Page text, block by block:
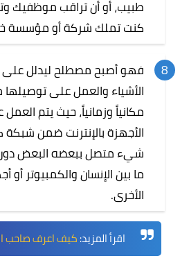
طبيب، أو أن تراقب موظفيك
كنت تملك شركة أو مؤسسة
فهو أصبح مصطلح ليدلل
الأشياء والعمل على
مكانياً وزمانياً، حيث يتم
الأجهزة بالإنترنت ضمن
شيء متصل ببعضه البعض دون
ما بين الإنسان والكمبيوتر أو
الأخرى.
اقرأ المزيد:كيف اعرف صاحب